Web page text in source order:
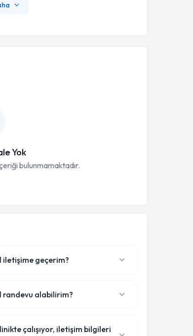
Yok
bulunmamaktadır.
iletişime geçerim?
randevu alabilirim?
çalışıyor, iletişim bilgileri